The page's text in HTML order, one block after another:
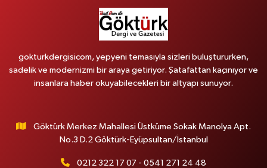
gokturkdergisicom, yepyeni temasıyla sizleri buluştururken,
sadelik ve modernizmi bir araya getiriyor. Şatafattan kaçınıyor ve
insanlara haber okuyabilecekleri bir altyapı sunuyor.
Göktürk Merkez Mahallesi Üstküme Sokak Manolya Apt.
No.3 D.2 Göktürk-Eyüpsultan/İstanbul
0212 322 17 07 - 0541 271 24 48